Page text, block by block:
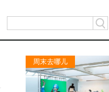
周末去哪儿